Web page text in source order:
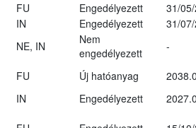
FU Engedélyezett
31/
IN Engedélyezett
31/
NE, IN
Nem
engedélyezett
-
FU Új hatóanyag
IN Engedélyezett